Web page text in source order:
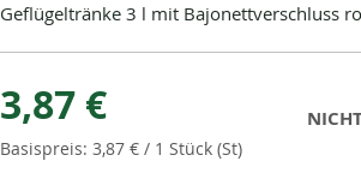
Geflügeltränke 3 l mit Bajonettverschluss
3,87 €
3,87 € / 1 Stück (St)